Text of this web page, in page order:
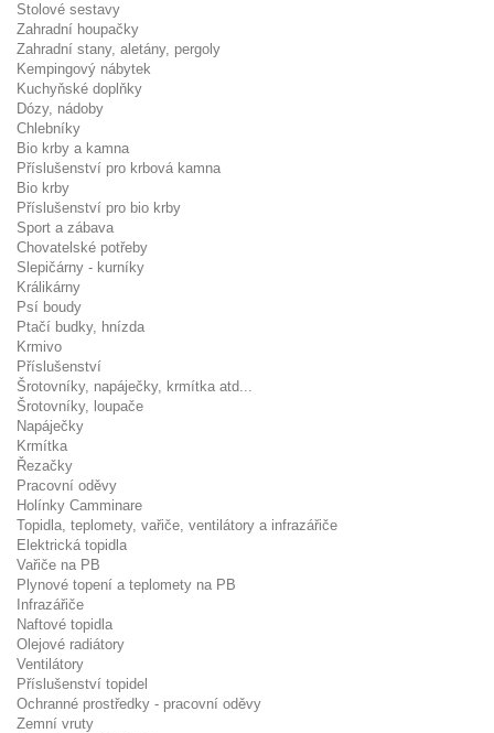
Stolové sestavy
Zahradní houpačky
Zahradní stany, aletány, pergoly
Kempingový nábytek
Kuchyňské doplňky
Dózy, nádoby
Chlebníky
Bio krby a kamna
Příslušenství pro krbová kamna
Bio krby
Příslušenství pro bio krby
Sport a zábava
Chovatelské potřeby
Slepičárny - kurníky
Králikárny
Psí boudy
Ptačí budky, hnízda
Krmivo
Příslušenství
Šrotovníky, napáječky, krmítka atd...
Šrotovníky, loupače
Napáječky
Krmítka
Řezačky
Pracovní oděvy
Holínky Camminare
Topidla, teplomety, vařiče, ventilátory a infrazářiče
Elektrická topidla
Vařiče na PB
Plynové topení a teplomety na PB
Infrazářiče
Naftové topidla
Olejové radiátory
Ventilátory
Příslušenství topidel
Ochranné prostředky - pracovní oděvy
Zemní vruty